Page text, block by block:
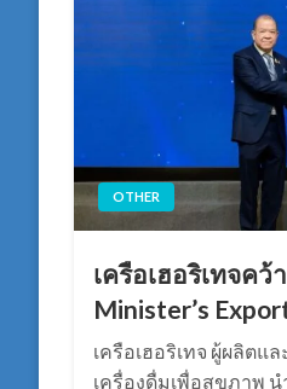
OTHER
เครือเฮอริเทจคว้
Minister’s
เครือเฮอริเทจ ผู้ผลิตแ
เครื่องดื่มเพื่อสุขภาพ